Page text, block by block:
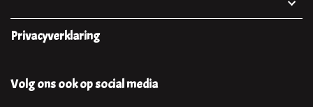
Privacyverklaring
Volg ons ook op social media